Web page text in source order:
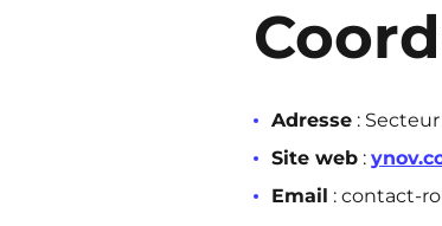
Adresse: Secteur
Site web:
Email : contact-